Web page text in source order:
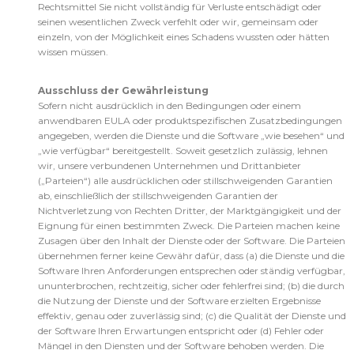
Rechtsmittel Sie nicht vollständig für Verluste entschädigt oder
seinen wesentlichen Zweck verfehlt oder wir, gemeinsam oder
einzeln, von der Möglichkeit eines Schadens wussten oder hätten
wissen müssen.
Ausschluss der Gewährleistung
Sofern nicht ausdrücklich in den Bedingungen oder einem
anwendbaren EULA oder produktspezifischen Zusatzbedingungen
angegeben, werden die Dienste und die Software „wie besehen“ und
„wie verfügbar“ bereitgestellt. Soweit gesetzlich zulässig, lehnen
wir, unsere verbundenen Unternehmen und Drittanbieter
(„Parteien“) alle ausdrücklichen oder stillschweigenden Garantien
ab, einschließlich der stillschweigenden Garantien der
Nichtverletzung von Rechten Dritter, der Marktgängigkeit und der
Eignung für einen bestimmten Zweck. Die Parteien machen keine
Zusagen über den Inhalt der Dienste oder der Software. Die Parteien
übernehmen ferner keine Gewähr dafür, dass (a) die Dienste und die
Software Ihren Anforderungen entsprechen oder ständig verfügbar,
ununterbrochen, rechtzeitig, sicher oder fehlerfrei sind; (b) die durch
die Nutzung der Dienste und der Software erzielten Ergebnisse
effektiv, genau oder zuverlässig sind; (c) die Qualität der Dienste und
der Software Ihren Erwartungen entspricht oder (d) Fehler oder
Mängel in den Diensten und der Software behoben werden. Die